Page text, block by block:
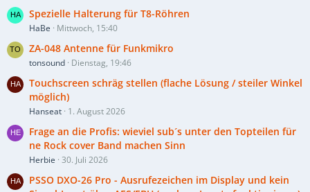
Spezielle Halterung für T8-Röhren
HaBe Mittwoch, 15:40
ZA-048 Antenne für Funkmikro
tonsound Dienstag, 19:46
Touchscreen schräg stellen (flache Lösung / steiler Winkel
möglich)
Hanseat 1. August 2026
Frage an die Profis: wieviel sub´s unter den Topteilen für
ne Rock cover Band machen Sinn
Herbie 30. Juli 2026
PSSO DXO-26 Pro - Ausrufezeichen im Display und kein